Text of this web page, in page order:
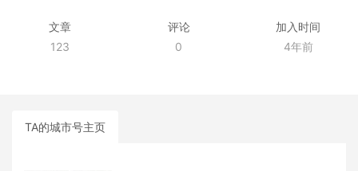
文章
123
评论
0
加入时间
4年前
TA的城市号主页